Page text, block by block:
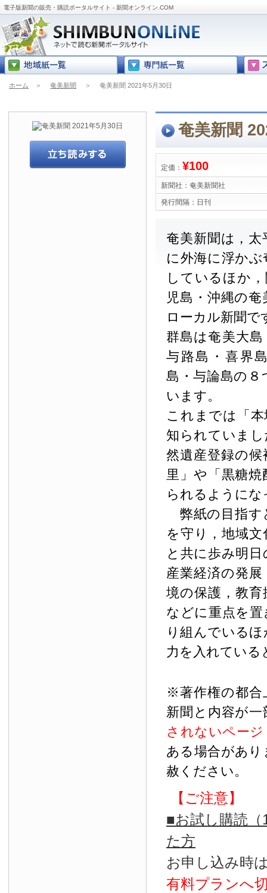
電子版新聞の販売・購読ポータルサイト - 新聞オンライン.COM
ホーム ＞ 奄美新聞 ＞ 奄美新聞 2021年5月30日
奄美新聞
定価： ¥100
新聞社： 奄美新聞社
発行間隔： 日刊
奄美新聞は，
に外海に浮か
しているほか
児島・沖縄の
ローカル新聞で
群島は奄美大
与路島・喜界
島・与論島の
います。
これまでは「
知られていま
然遺産登録の
里」や「黒糖
られるように
弊紙の目指す
を守り，地域
と共に歩み明
産業経済の発
境の保護，教
などに重点を
り組んでいる
力を入れている
※著作権の都合
新聞と内容が
されないペー
ある場合があ
赦ください。
【ご注意】
■お試し購読
た方
お申し込み時
有料プランへ